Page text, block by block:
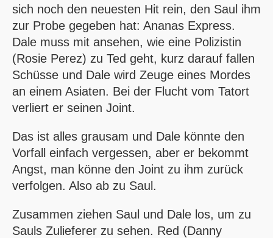
sich noch den neuesten Hit rein, den Saul ihm
zur Probe gegeben hat: Ananas Express.
Dale muss mit ansehen, wie eine Polizistin
(Rosie Perez) zu Ted geht, kurz darauf fallen
Schüsse und Dale wird Zeuge eines Mordes
an einem Asiaten. Bei der Flucht vom Tatort
verliert er seinen Joint.
Das ist alles grausam und Dale könnte den
Vorfall einfach vergessen, aber er bekommt
Angst, man könne den Joint zu ihm zurück
verfolgen. Also ab zu Saul.
Zusammen ziehen Saul und Dale los, um zu
Sauls Zulieferer zu sehen. Red (Danny